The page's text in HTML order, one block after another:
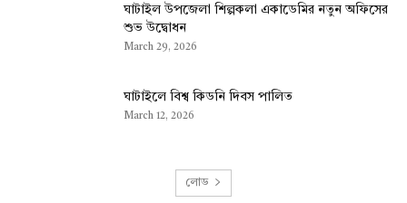
ঘাটাইল উপজেলা শিল্পকলা একাডেমির নতুন অফিসের
শুভ উদ্বোধন
March 29, 2026
ঘাটাইলে বিশ্ব কিডনি দিবস পালিত
March 12, 2026
লোড